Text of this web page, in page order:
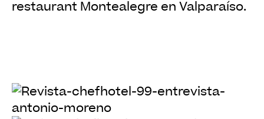
restaurant Montealegre en Valparaíso.